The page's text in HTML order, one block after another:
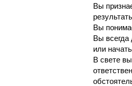
Вы
Вы
Вы всегда
или
В свете